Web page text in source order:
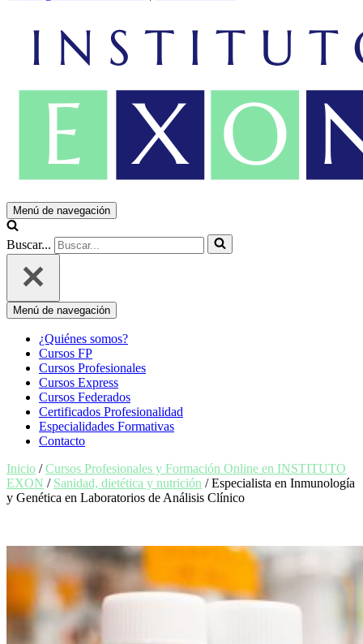
Menú de navegación
Buscar...
Menú de navegación
¿Quiénes somos?
Cursos FP
Cursos Profesionales
Cursos Express
Cursos Federados
Certificados Profesionalidad
Especialidades Formativas
Contacto
Inicio /Cursos Profesionales y Formación Online en INSTITUTO
EXON / Sanidad, dietética y nutrición / Especialista en Inmunología
y Genética en Laboratorios de Análisis Clínico